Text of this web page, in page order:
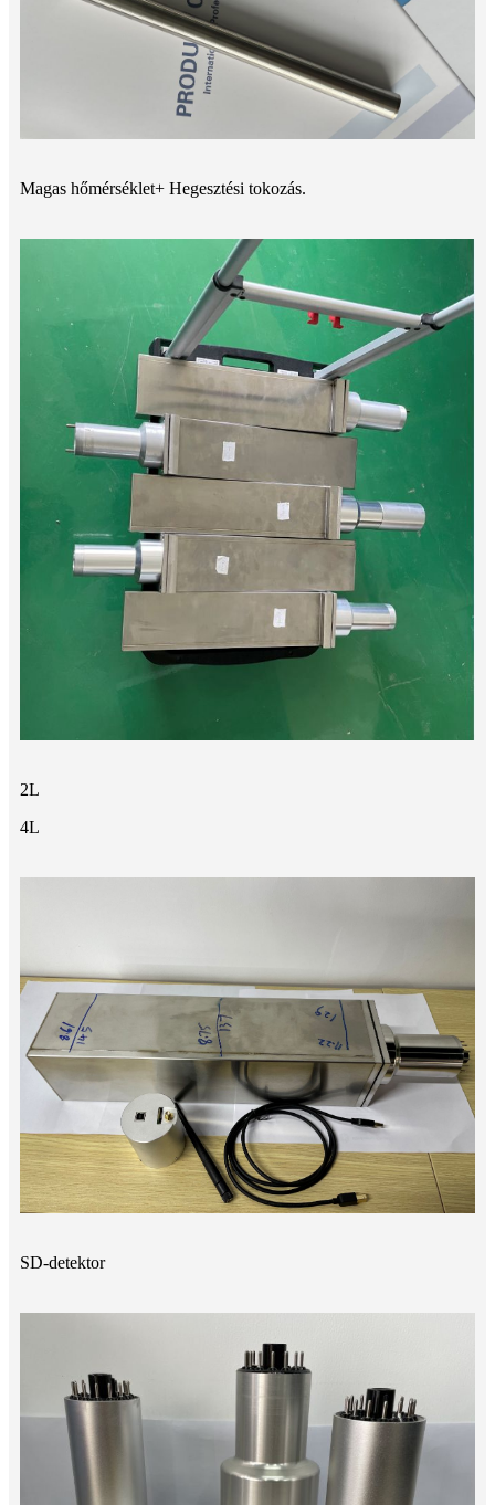
Magas hőmérséklet+ Hegesztési tokozás.
2L
4L
SD-detektor